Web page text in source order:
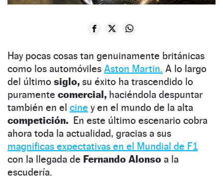
Hay pocas cosas tan genuinamente británicas
como los automóviles Aston Martin. A lo largo
del último siglo, su éxito ha trascendido lo
puramente comercial, haciéndola despuntar
también en el cine y en el mundo de la alta
competición. En este último escenario cobra
ahora toda la actualidad, gracias a sus
magnificas expectativas en el Mundial de F1
con la llegada de Fernando Alonso a la
escudería.